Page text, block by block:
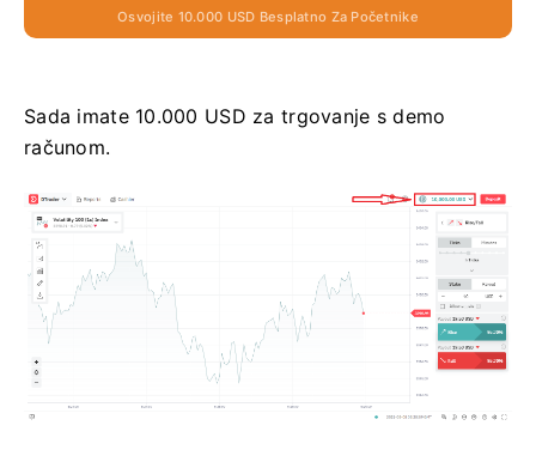
Osvojite 10.000 USD Besplatno Za Početnike
Sada imate 10.000 USD za trgovanje s demo
računom.